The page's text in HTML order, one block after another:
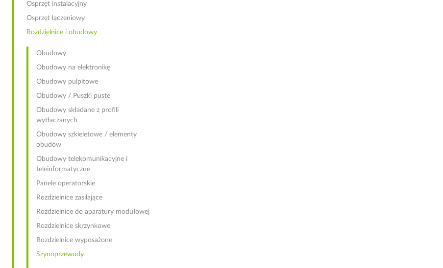
Osprzęt instalacyjny
Osprzęt łączeniowy
Rozdzielnice i obudowy
Obudowy
Obudowy na elektronikę
Obudowy pulpitowe
Obudowy / Puszki puste
Obudowy składane z profili
wytłaczanych
Obudowy szkieletowe / elementy
obudów
Obudowy telekomunikacyjne i
teleinformatyczne
Panele operatorskie
Rozdzielnice zasilające
Rozdzielnice do aparatury modułowej
Rozdzielnice skrzynkowe
Rozdzielnice wyposażone
Szynoprzewody